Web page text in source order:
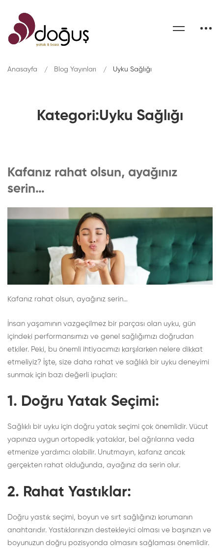
Kategori:Uyku Sağlığı
Anasayfa Blog Yayınları Uyku Sağlığı
Kafanız rahat olsun, ayağınız
serin…
Kafanız rahat olsun, ayağınız serin…
İnsan yaşamının vazgeçilmez bir parçası olan uyku, gün
içindeki performansımızı ve genel sağlığımızı doğrudan
etkiler. Peki, bu önemli ihtiyacımızı karşılarken nelere dikkat
etmeliyiz? İşte, size daha rahat ve sağlıklı bir uyku deneyimi
sunmak için bazı değerli ipuçları:
1. Doğru Yatak Seçimi:
Sağlıklı bir uyku için doğru yatak seçimi çok önemlidir. Vücut
yapınıza uygun ortopedik yataklar, bel ağrılarına veda
etmenize yardımcı olabilir. Unutmayın, kafanız ancak
gerçekten rahat olduğunda, ayağınız da serin olur.
2. Rahat Yastıklar:
Doğru yastık seçimi, boyun ve sırt sağlığınızı korumanın
anahtarıdır. Yastıklarınızın destekleyici olması ve başınızın ve
boyunuzun doğru pozisyonda olmasını sağlaması önemlidir.